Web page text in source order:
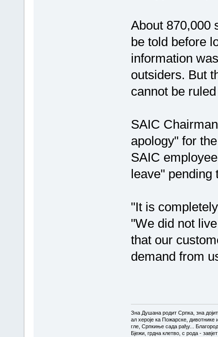
About 870,000
be told before
information
outsiders. But
cannot be
SAIC
apology" for
SAIC
leave" pending
"It is
"We did not
that our
demand from
Зна Душана родит Српка, зна
ал хероје ка Пожарске, дивотнике
гле, Српкиње сада рађу...
Бјежи, грдна клетво, с рода -